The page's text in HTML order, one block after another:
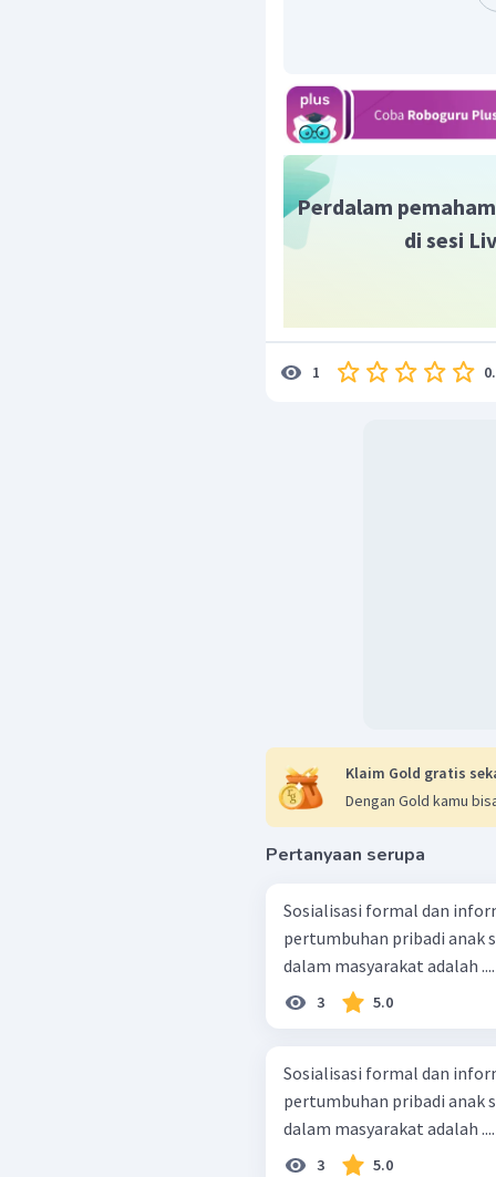
mematuhi perintah
kalimat tersebut
Jadi, jawaban yang
Perdalam
di sesi
1
Klaim Gold gratis
Dengan Gold kamu
Pertanyaan serupa
Sosialisasi formal dan
pertumbuhan pribadi anak
3 5.0
Sosialisasi formal dan
pertumbuhan pribadi anak
3 5.0